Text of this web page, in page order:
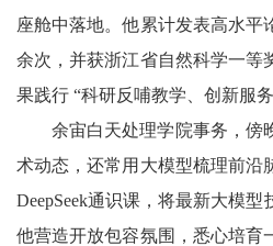
座舱中落地。他累计发表高水平
余次，并获浙江省自然科学一等
果践行 “科研反哺教学、创新服务
余宙白天处理学院事务，傍
术动态，还常用大模型梳理前沿
DeepSeek通识课，将最新大模型
他营造开放包容氛围，悉心培育